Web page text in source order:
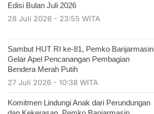
Edisi Bulan Juli 2026
28 Juli 2026 - 23:55 WITA
Sambut HUT RI ke-81, Pemko Banjarmasin
Gelar Apel Pencanangan Pembagian
Bendera Merah Putih
27 Juli 2026 - 10:38 WITA
Komitmen Lindungi Anak dari Perundungan